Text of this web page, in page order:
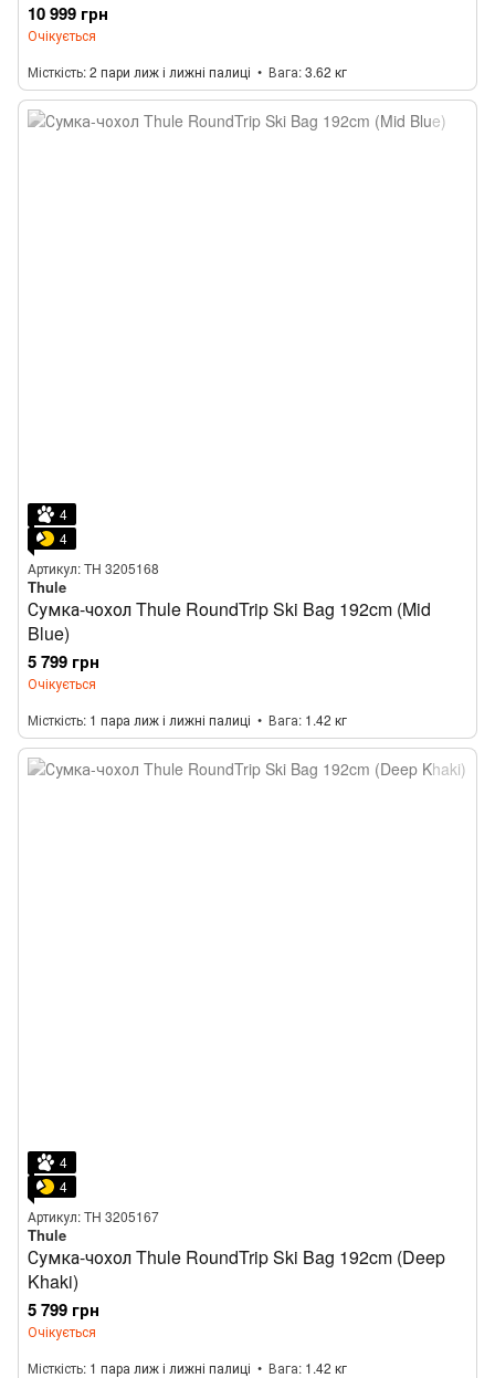
10 999 грн
Очікується
Місткість 2 пари лиж і лижні палиці Вага 3.62 кг
4
4
Артикул: TH 3205168
Thule
Сумка-чохол Thule RoundTrip Ski Bag 192cm (Mid
Blue)
5 799 грн
Очікується
Місткість 1 пара лиж і лижні палиці Вага 1.42 кг
4
4
Артикул: TH 3205167
Thule
Сумка-чохол Thule RoundTrip Ski Bag 192cm (Deep
Khaki)
5 799 грн
Очікується
Місткість 1 пара лиж і лижні палиці Вага 1.42 кг